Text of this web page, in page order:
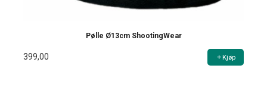
Pølle Ø13cm ShootingWear
399,00 Kjøp